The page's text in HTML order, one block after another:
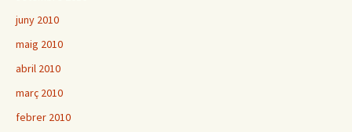
juny 2010
maig 2010
abril 2010
març 2010
febrer 2010